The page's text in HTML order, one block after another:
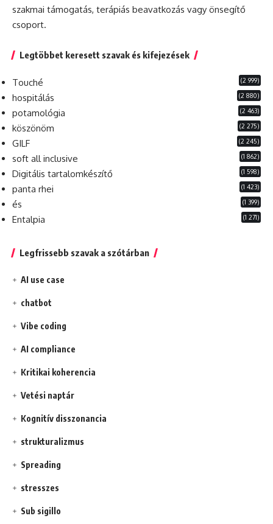
szakmai támogatás, terápiás beavatkozás vagy önsegítő
csoport.
Legtöbbet keresett szavak és kifejezések
Touché (2 999)
hospitálás (2 880)
potamológia (2 463)
köszönöm (2 275)
GILF (2 245)
soft all inclusive (1 862)
Digitális tartalomkészítő (1 598)
panta rhei (1 423)
és (1 399)
Entalpia (1 271)
Legfrissebb szavak a szótárban
AI use case
chatbot
Vibe coding
AI compliance
Kritikai koherencia
Vetési naptár
Kognitív disszonancia
strukturalizmus
Spreading
stresszes
Sub sigillo